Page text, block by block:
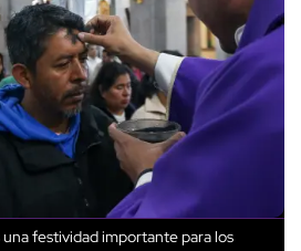
festividad importante para los